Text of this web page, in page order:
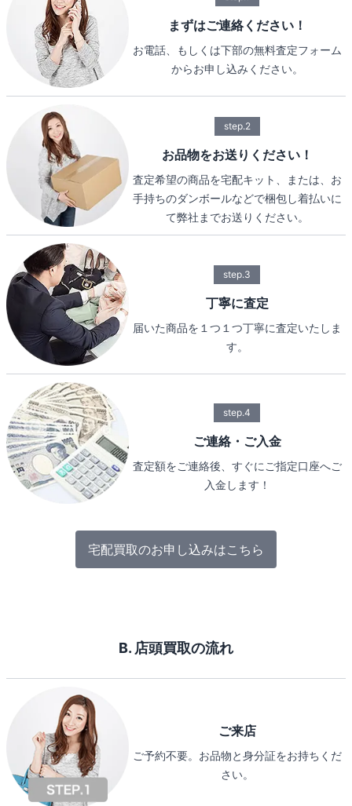
まずはご連絡ください！
お電話、もしくは下部の無料査定フォーム
からお申し込みください。
step.2
お品物をお送りください！
査定希望の商品を宅配キット、または、お
手持ちのダンボールなどで梱包し着払いに
て弊社までお送りください。
step.3
丁寧に査定
届いた商品を１つ１つ丁寧に査定いたしま
す。
step.4
ご連絡・ご入金
査定額をご連絡後、すぐにご指定口座へご
入金します！
宅配買取のお申し込みはこちら
B. 店頭買取の流れ
ご来店
ご予約不要。お品物と身分証をお持ちくだ
さい。